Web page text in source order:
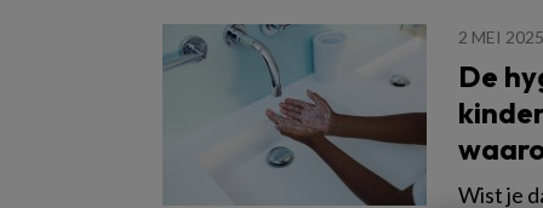
2 MEI 2025
De
Wist je